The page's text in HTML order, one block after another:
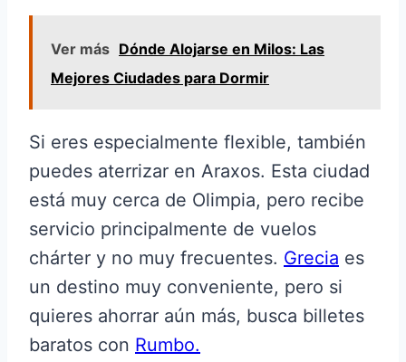
Ver más Dónde Alojarse en Milos: Las
Mejores Ciudades para Dormir
Si eres especialmente flexible, también
puedes aterrizar en Araxos. Esta ciudad
está muy cerca de Olimpia, pero recibe
servicio principalmente de vuelos
chárter y no muy frecuentes. Grecia es
un destino muy conveniente, pero si
quieres ahorrar aún más, busca billetes
baratos con Rumbo.